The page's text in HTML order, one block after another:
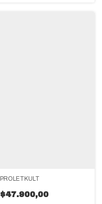
PROLETKULT
$47.900,00